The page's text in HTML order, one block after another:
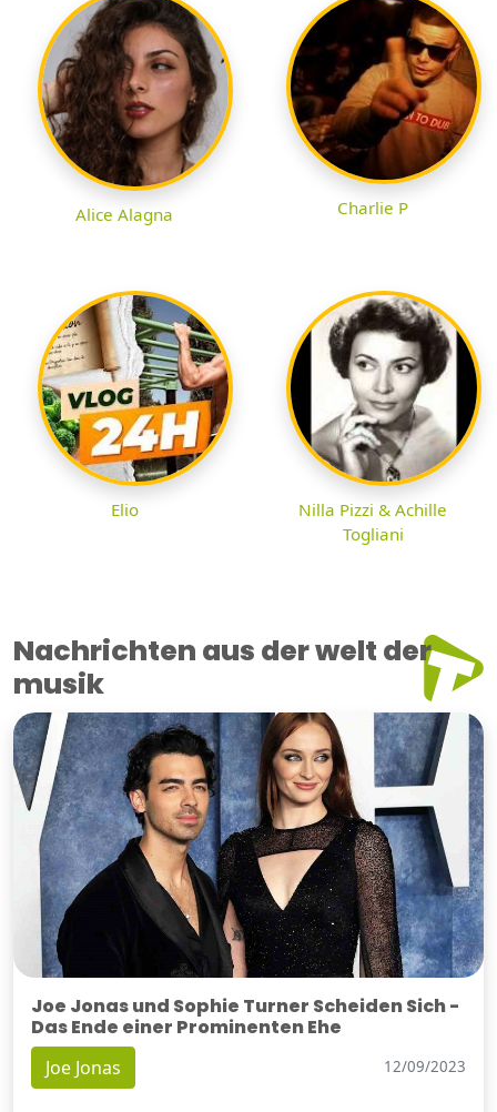
Alice Alagna Charlie P
Elio
Nilla Pizzi & Achille
Togliani
Nachrichten aus der welt der
musik
Joe Jonas und Sophie Turner Scheiden Sich -
Das Ende einer Prominenten Ehe
Joe Jonas 12/09/2023